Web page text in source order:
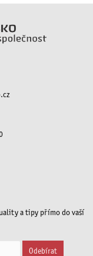
a tipy přímo do vaší
Odebírat